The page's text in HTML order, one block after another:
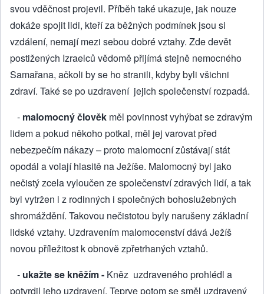
svou vděčnost projevil. Příběh také ukazuje, jak nouze
dokáže spojit lidi, kteří za běžných podmínek jsou si
vzdálení, nemají mezi sebou dobré vztahy. Zde devět
postižených Izraelců vědomě přijímá stejně nemoc­ného
Samařana, ačkoli by se ho stranili, kdyby byli všichni
zdraví. Také se po uzdravení jejich společenství rozpadá.
- malomocný člověk měl povinnost vyhýbat se zdravým
lidem a pokud někoho potkal, měl jej varovat před
nebezpečím nákazy – proto malomocní zůstávají stát
opodál a volají hlasitě na Ježíše. Malomocný byl jako
nečistý zcela vyloučen ze společenství zdravých lidí, a tak
byl vytržen i z rodinných i společných bohoslužebných
shromáždění. Takovou nečisto­tou byly narušeny základní
lidské vztahy. Uzdrave­ním malomocenství dává Ježíš
novou příležitost k obnově zpřetrhaných vztahů.
- ukažte se kněžím - Kněz uzdraveného prohlédl a
potvrdil jeho uzdravení. Teprve potom se směl uzdravený